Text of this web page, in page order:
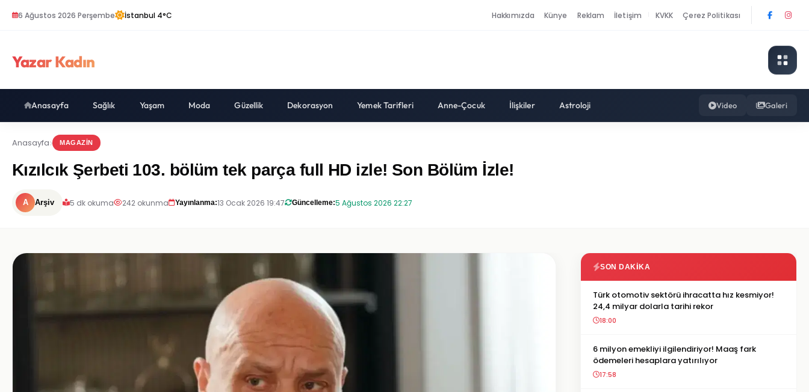
6 Ağustos 2026 Perşembe İstanbul 4°C Hakkımızda Künye Reklam İletişim KVKK Çerez Politikası
Yazar Kadın
Anasayfa Sağlık Yaşam Moda Güzellik Dekorasyon Yemek Tarifleri Anne-Çocuk İlişkiler Astroloji Video Galeri
Anasayfa MAGAZIN
Kızılcık Şerbeti 103. bölüm tek parça full HD izle! Son Bölüm İzle!
A Arşiv 5 dk okuma 242 okunma Yayınlanma:13 Ocak 2026 19:47 Güncelleme:5 Ağustos 2026 22:27
SON DAKIKA
Türk otomotiv sektörü ihracatta hız kesmiyor!
24,4 milyar dolarla tarihi rekor
18:00
6 milyon emekliyi ilgilendiriyor! Maaş fark
ödemeleri hesaplara yatırılıyor
17:58